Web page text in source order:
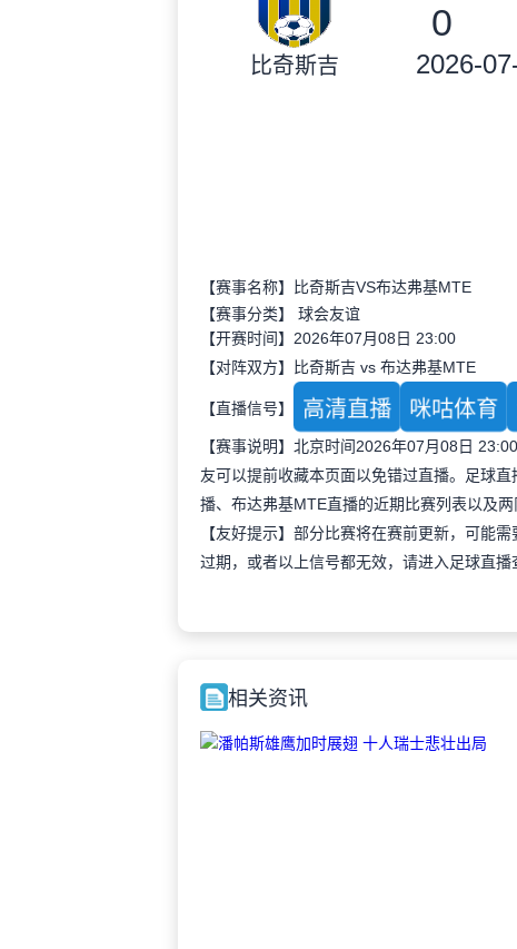
比奇斯吉
0
2026-
【赛事名称】比奇斯吉VS布达弗基MTE
【赛事分类】 球会友谊
【开赛时间】2026年07月08日 23:00
【对阵双方】比奇斯吉 vs 布达弗基MTE
【直播信号】 高清直播 咪咕体育
【赛事说明】北京时间2026年07月08日
友可以提前收藏本页面以免错过直播。足球
播、布达弗基MTE直播的近期比赛列表以及两
【友好提示】部分比赛将在赛前更新，可能
过期，或者以上信号都无效，请进入足球直播
相关资讯